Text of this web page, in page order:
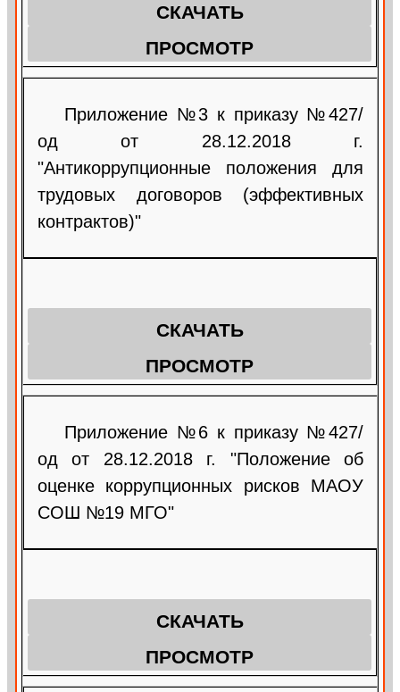
СКАЧАТЬ
ПРОСМОТР
Приложение №3 к приказу №427/
од от 28.12.2018 г.
"Антикоррупционные положения для
трудовых договоров (эффективных
контрактов)"
СКАЧАТЬ
ПРОСМОТР
Приложение №6 к приказу №427/
од от 28.12.2018 г. "Положение об
оценке коррупционных рисков МАОУ
СОШ №19 МГО"
СКАЧАТЬ
ПРОСМОТР